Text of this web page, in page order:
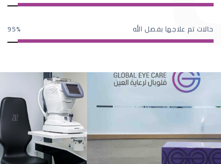
حالات تم علاجها بفضل الله 95